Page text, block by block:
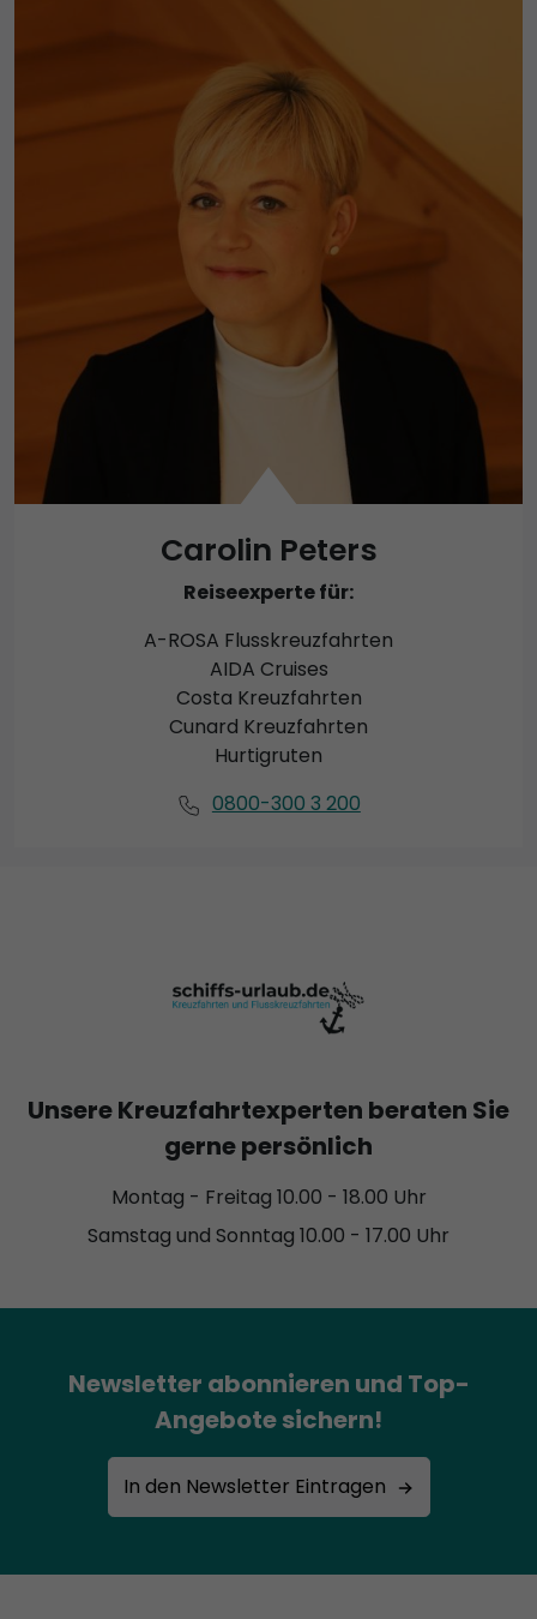
Carolin Peters
Reiseexperte für:
A-ROSA Flusskreuzfahrten
AIDA Cruises
Costa Kreuzfahrten
Cunard Kreuzfahrten
Hurtigruten
0800-300 3 200
Unsere Kreuzfahrtexperten beraten Sie
gerne persönlich
Montag - Freitag 10.00 - 18.00 Uhr
Samstag und Sonntag 10.00 - 17.00 Uhr
Newsletter abonnieren und Top-
Angebote sichern!
In den Newsletter Eintragen